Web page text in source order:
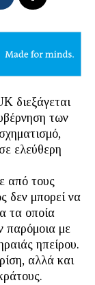
διεξάγεται
των
ελεύθερη
από τους
δεν μπορεί να
τα οποία
παρόμοια με
ηπείρου.
αλλά και